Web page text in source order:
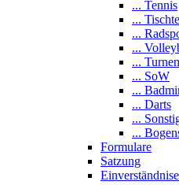
... Tennis
...
...
...
... Turnen
... SoW
...
... Darts
...
...
Formulare
Satzung